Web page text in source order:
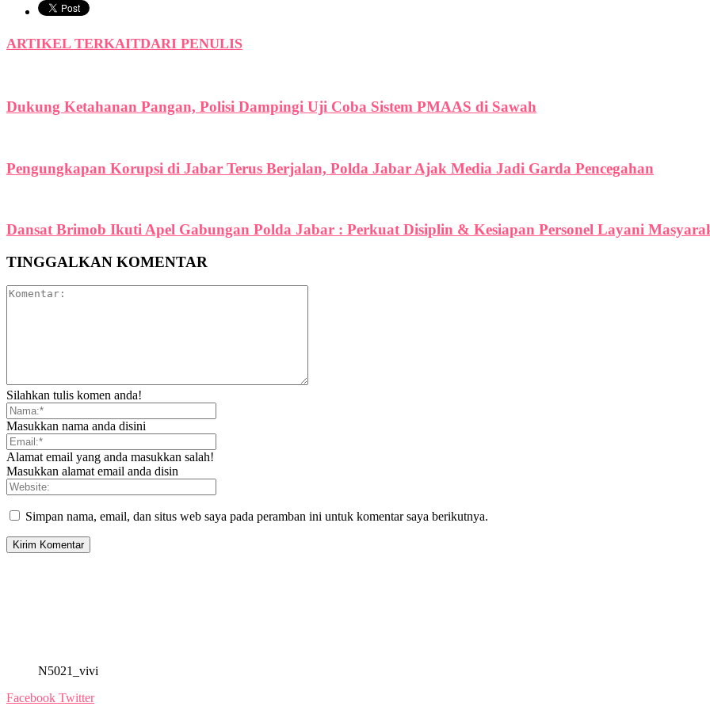
ARTIKEL TERKAITDARI PENULIS
Dukung Ketahanan Pangan, Polisi Dampingi Uji Coba Sistem PMAAS di Sawah
Pengungkapan Korupsi di Jabar Terus Berjalan, Polda Jabar Ajak Media Jadi Garda Pencegahan
Dansat Brimob Ikuti Apel Gabungan Polda Jabar : Perkuat Disiplin & Kesiapan Personel Layani
TINGGALKAN KOMENTAR
Silahkan tulis komen anda!
Masukkan nama anda disini
Alamat email yang anda masukkan salah!
Masukkan alamat email anda disin
Simpan nama, email, dan situs web saya pada peramban ini untuk komentar saya berikutnya.
N5021_vivi
Facebook Twitter